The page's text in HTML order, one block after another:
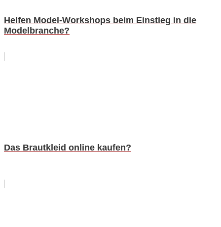
Helfen Model-Workshops beim Einstieg in die
Modelbranche?
Das Brautkleid online kaufen?